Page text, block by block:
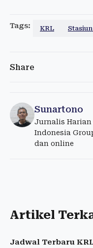
Tags: KRL
Share
Sunartono
Jurnalis
Indonesia
dan online
Artikel
Jadwal Terbaru